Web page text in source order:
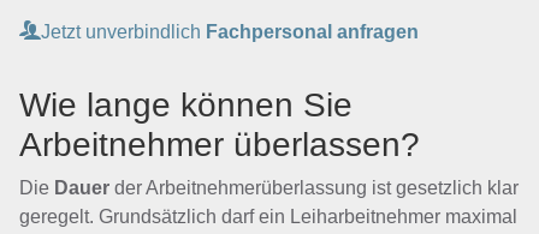
Jetzt unverbindlich Fachpersonal anfragen
Wie lange können Sie
Arbeitnehmer überlassen?
Die Dauer der Arbeitnehmerüberlassung ist gesetzlich klar
geregelt. Grundsätzlich darf ein Leiharbeitnehmer maximal